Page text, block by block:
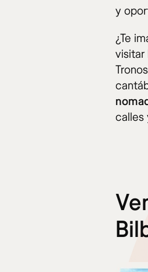
y
¿Te
visitar
calles